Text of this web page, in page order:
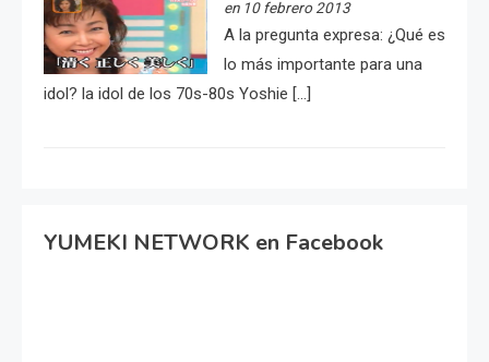
en 10 febrero 2013
A la pregunta expresa: ¿Qué es
lo más importante para una
idol? la idol de los 70s-80s Yoshie […]
YUMEKI NETWORK en Facebook